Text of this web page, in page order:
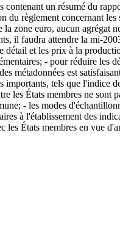
un résumé du
règlement concernant
zone euro, aucun
il faudra attendre la mi-
et les prix à la
- pour réduire les
métadonnées est
tels que
les États membres ne
- les modes
à l'établissement des
États membres en vue